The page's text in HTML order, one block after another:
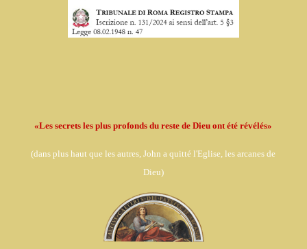
«Les secrets les plus profonds du reste de Dieu ont été révélés»
(dans plus haut que les autres, John a quitté l'Eglise,les arcanes de
Dieu)